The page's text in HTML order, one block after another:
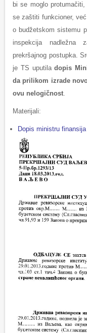
bi se moglo
se zaštiti funkcioner,
o budžetskom sistemu
inspekcija nadležna
prekršajnog postupka.
je TS uputiladopis
da prilikom izrade
ovu nelogičnost.
Materijali:
Dopis ministru